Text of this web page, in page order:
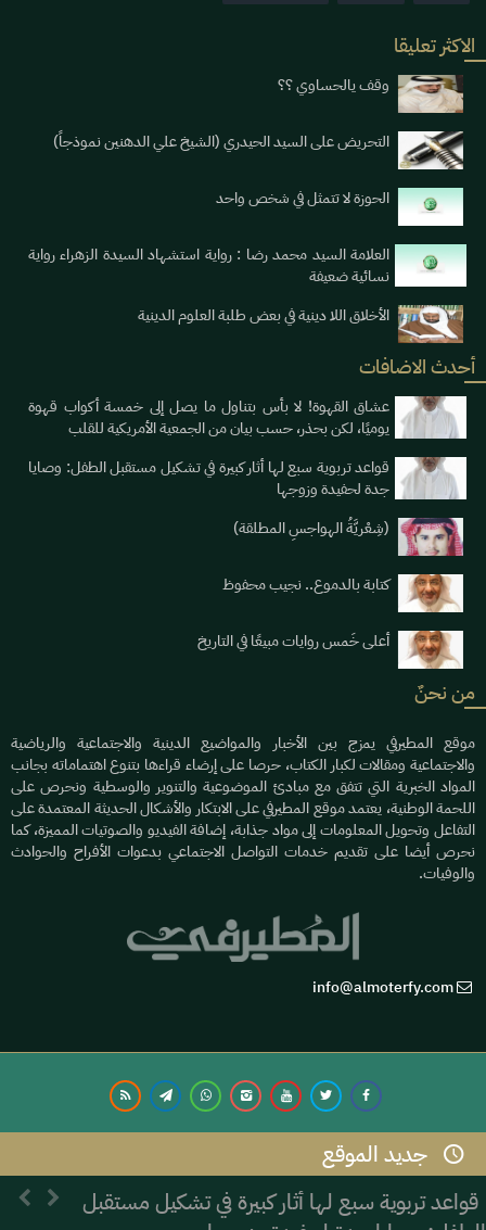
الاكثر تعليقا
وقف يالحساوي ؟؟
التحريض على السيد الحيدري (الشيخ علي الدهنين نموذجاً)
الحوزة لا تتمثل في شخص واحد
العلامة السيد محمد رضا : رواية استشهاد السيدة الزهراء رواية
نسائية ضعيفة
الأخلاق اللا دينية في بعض طلبة العلوم الدينية
أحدث الاضافات
عشاق القهوة! لا بأس بتناول ما يصل إلى خمسة أكواب قهوة
يوميََا، لكن بحذر، حسب بيان من الجمعية الأمريكية للقلب
قواعد تربوية سبع لها أثار كبيرة في تشكيل مستقبل الطفل: وصايا
جدة لحفيدة وزوجها
(شِعْريَّةُ الهواجسِ المطلقة)
كتابة بالدموع.. نجيب محفوظ
أعلى خَمس روايات مبيعًا في التاريخ
من نحنٌ
موقع المطيرفي يمزج بين الأخبار والمواضيع الدينية والاجتماعية والرياضية
والاجتماعية ومقالات لكبار الكتاب، حرصا على إرضاء قراءها بتنوع اهتماماته بجانب
المواد الخبرية التي تتفق مع مبادئ الموضوعية والتنوير والوسطية ونحرص على
اللحمة الوطنية، يعتمد موقع المطيرفي على الابتكار والأشكال الحديثة المعتمدة على
التفاعل وتحويل المعلومات إلى مواد جذابة، إضافة الفيديو والصوتيات المميزة، كما
نحرص أيضا على تقديم خدمات التواصل الاجتماعي بدعوات الأفراح والحوادث
والوفيات.
info@almoterfy.com
© 2026 موقع المطيرفي | Development by Dijlah IT
جديد الموقع
قواعد تربوية سبع لها أثار كبيرة في تشكيل مستقبل